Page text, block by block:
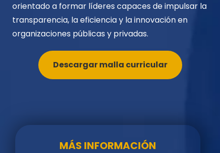
orientado a formar líderes capaces de impulsar la
transparencia, la eficiencia y la innovación en
organizaciones públicas y privadas.
Descargar malla curricular
MÁS INFORMACIÓN